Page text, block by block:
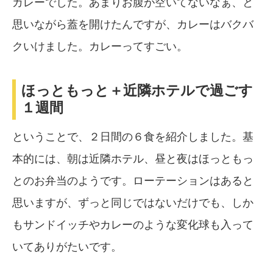
思いながら蓋を開けたんですが、カレーはバクバ
クいけました。カレーってすごい。
ほっともっと＋近隣ホテルで過ごす
１週間
ということで、２日間の６食を紹介しました。基
本的には、朝は近隣ホテル、昼と夜はほっともっ
とのお弁当のようです。ローテーションはあると
思いますが、ずっと同じではないだけでも、しか
もサンドイッチやカレーのような変化球も入って
いてありがたいです。